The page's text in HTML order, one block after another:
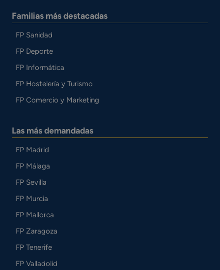
Familias más destacadas
FP Sanidad
FP Deporte
FP Informática
FP Hostelería y Turismo
FP Comercio y Marketing
Las más demandadas
FP Madrid
FP Málaga
FP Sevilla
FP Murcia
FP Mallorca
FP Zaragoza
FP Tenerife
FP Valladolid